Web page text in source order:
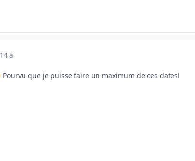
14 a
Pourvu que je puisse faire un maximum de ces dates!